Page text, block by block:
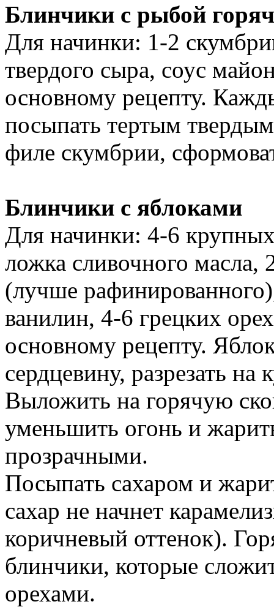
Блинчики с рыбой
Для начинки: 1-2
твердого сыра, соус
основному рецепту.
посыпать тертым
филе скумбрии,
Блинчики с яблоками
Для начинки: 4-6
ложка сливочного масла,
(лучше
ванилин, 4-6 грецких
основному рецепту.
сердцевину, разрезать на
Выложить на горячую
уменьшить огонь и
прозрачными.
Посыпать сахаром и
сахар не начнет
коричневый оттенок).
блинчики, которые
орехами.